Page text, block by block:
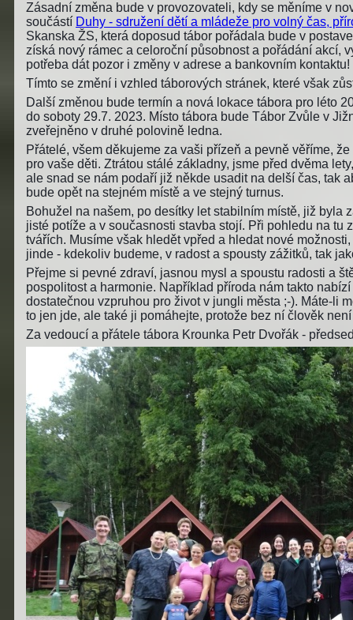
Zásadní změna bude v provozovateli, kdy se měníme v
součástí Duhy - sdružení dětí a mládeže pro volný čas,
Skanska ŽS, která doposud tábor pořádala bude v
získá nový rámec a celoroční působnost a pořádání akcí,
potřeba dát pozor i změny v adrese a bankovním kontaktu!
Tímto se změní i vzhled táborových stránek, které však
Další změnou bude termín a nová lokace tábora pro léto
do soboty 29.7. 2023. Místo tábora bude Tábor Zvůle v
zveřejněno v druhé polovině ledna.
Přátelé, všem děkujeme za vaši přízeň a pevně věříme,
pro vaše děti. Ztrátou stálé základny, jsme před dvěma
ale snad se nám podaří již někde usadit na delší čas, tak
bude opět na stejném místě a ve stejný turnus.
Bohužel na našem, po desítky let stabilním místě, již byla
jisté potíže a v současnosti stavba stojí. Při pohledu na tu
tvářích. Musíme však hledět vpřed a hledat nové
jinde - kdekoliv budeme, v radost a spousty zážitků, tak
Přejme si pevné zdraví, jasnou mysl a spoustu radosti a
pospolitost a harmonie. Například příroda nám takto
dostatečnou vzpruhou pro život v jungli města ;-). Máte-li
to jen jde, ale také ji pomáhejte, protože bez ní člověk
Za vedoucí a přátele tábora Krounka Petr Dvořák -